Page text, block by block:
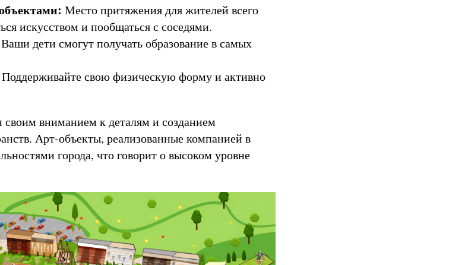
Место притяжения для жителей всего
искусством и пообщаться с соседями.
Ваши дети смогут получать образование в самых
Поддерживайте свою физическую форму и активно
вниманием к деталям и созданием
Арт-объекты, реализованные компанией в
города, что говорит о высоком уровне